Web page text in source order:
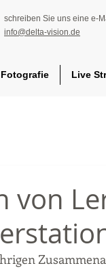
schreiben Sie uns eine e-
info@delta-vision.de
Fotografie Live
von